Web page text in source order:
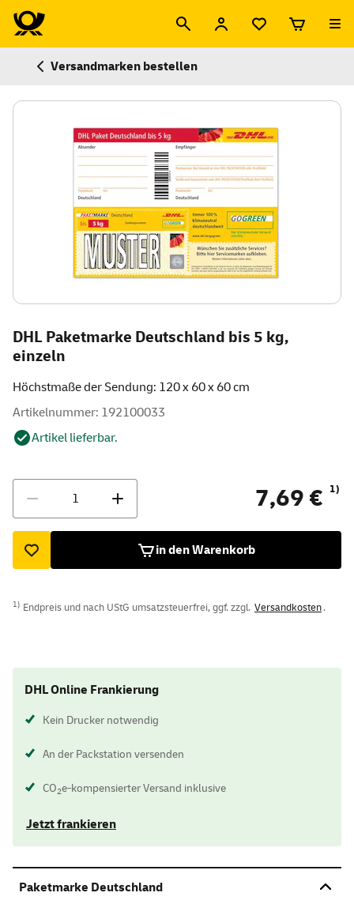
Versandmarken bestellen
DHL Paketmarke Deutschland bis 5 kg,
einzeln
Höchstmaße der Sendung: 120 x 60 x 60 cm
Artikelnummer: 192100033
Artikel lieferbar.
7,69 € 1)
in den Warenkorb
1) Endpreis und nach UStG umsatzsteuerfrei, ggf. zzgl. Versandkosten.
DHL Online Frankierung
Kein Drucker notwendig
An der Packstation versenden
CO2e-kompensierter Versand inklusive
Jetzt frankieren
Paketmarke Deutschland